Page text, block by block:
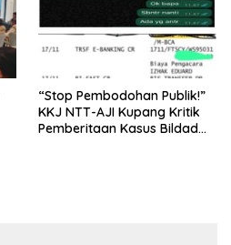
“Stop Pembodohan Publik!”
KKJ NTT-AJI Kupang Kritik
Pemberitaan Kasus Bildad